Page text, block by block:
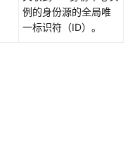
例的身份源的全局唯
一标识符（ID）。